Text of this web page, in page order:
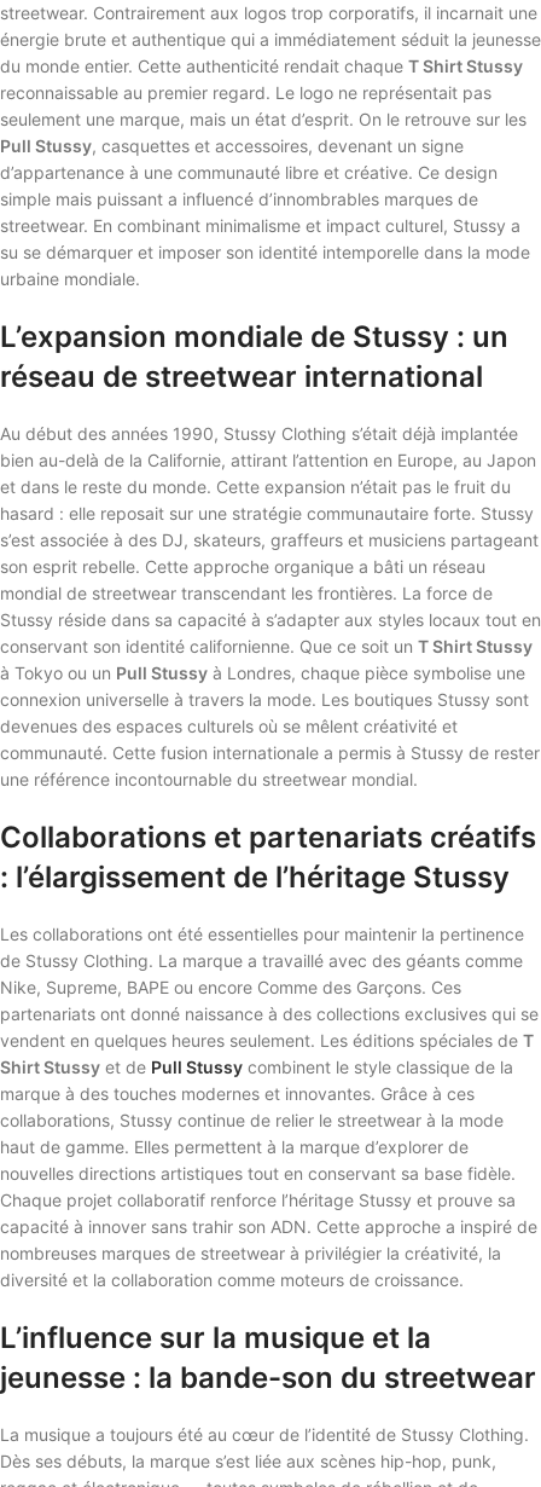
streetwear. Contrairement aux logos trop corporatifs, il incarnait une
énergie brute et authentique qui a immédiatement séduit la jeunesse
du monde entier. Cette authenticité rendait chaque T Shirt Stussy
reconnaissable au premier regard. Le logo ne représentait pas
seulement une marque, mais un état d’esprit. On le retrouve sur les
Pull Stussy, casquettes et accessoires, devenant un signe
d’appartenance à une communauté libre et créative. Ce design
simple mais puissant a influencé d’innombrables marques de
streetwear. En combinant minimalisme et impact culturel, Stussy a
su se démarquer et imposer son identité intemporelle dans la mode
urbaine mondiale.
L’expansion mondiale de Stussy : un
réseau de streetwear international
Au début des années 1990, Stussy Clothing s’était déjà implantée
bien au-delà de la Californie, attirant l’attention en Europe, au Japon
et dans le reste du monde. Cette expansion n’était pas le fruit du
hasard : elle reposait sur une stratégie communautaire forte. Stussy
s’est associée à des DJ, skateurs, graffeurs et musiciens partageant
son esprit rebelle. Cette approche organique a bâti un réseau
mondial de streetwear transcendant les frontières. La force de
Stussy réside dans sa capacité à s’adapter aux styles locaux tout en
conservant son identité californienne. Que ce soit un T Shirt Stussy
à Tokyo ou un Pull Stussy à Londres, chaque pièce symbolise une
connexion universelle à travers la mode. Les boutiques Stussy sont
devenues des espaces culturels où se mêlent créativité et
communauté. Cette fusion internationale a permis à Stussy de rester
une référence incontournable du streetwear mondial.
Collaborations et partenariats créatifs
: l’élargissement de l’héritage Stussy
Les collaborations ont été essentielles pour maintenir la pertinence
de Stussy Clothing. La marque a travaillé avec des géants comme
Nike, Supreme, BAPE ou encore Comme des Garçons. Ces
partenariats ont donné naissance à des collections exclusives qui se
vendent en quelques heures seulement. Les éditions spéciales de T
Shirt Stussy et de Pull Stussy combinent le style classique de la
marque à des touches modernes et innovantes. Grâce à ces
collaborations, Stussy continue de relier le streetwear à la mode
haut de gamme. Elles permettent à la marque d’explorer de
nouvelles directions artistiques tout en conservant sa base fidèle.
Chaque projet collaboratif renforce l’héritage Stussy et prouve sa
capacité à innover sans trahir son ADN. Cette approche a inspiré de
nombreuses marques de streetwear à privilégier la créativité, la
diversité et la collaboration comme moteurs de croissance.
L’influence sur la musique et la
jeunesse : la bande-son du streetwear
La musique a toujours été au cœur de l’identité de Stussy Clothing.
Dès ses débuts, la marque s’est liée aux scènes hip-hop, punk,